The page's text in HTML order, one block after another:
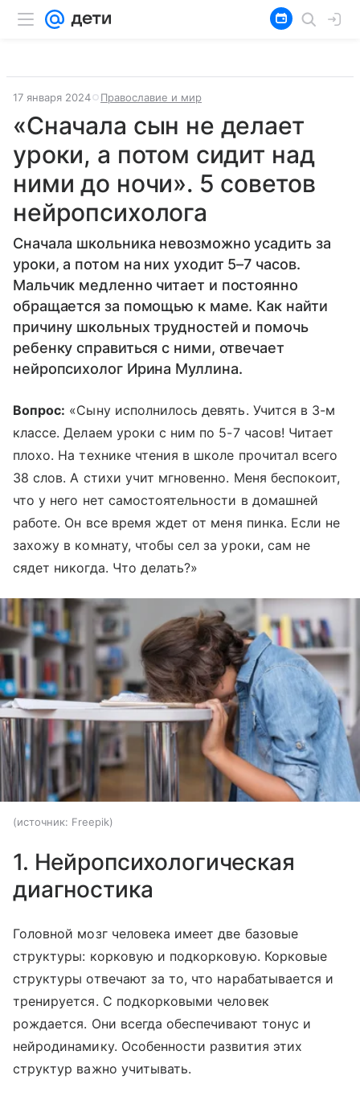
17 января 2024 Православие и мир
«Сначала сын не делает
уроки, а потом сидит над
ними до ночи». 5 советов
нейропсихолога
Сначала школьника невозможно усадить за
уроки, а потом на них уходит 5–7 часов.
Мальчик медленно читает и постоянно
обращается за помощью к маме. Как найти
причину школьных трудностей и помочь
ребенку справиться с ними, отвечает
нейропсихолог Ирина Муллина.
Вопрос: «Сыну исполнилось девять. Учится в 3-м
классе. Делаем уроки с ним по 5-7 часов! Читает
плохо. На технике чтения в школе прочитал всего
38 слов. А стихи учит мгновенно. Меня беспокоит,
что у него нет самостоятельности в домашней
работе. Он все время ждет от меня пинка. Если не
захожу в комнату, чтобы сел за уроки, сам не
сядет никогда. Что делать?»
источник: Freepik
1. Нейропсихологическая
диагностика
Головной мозг человека имеет две базовые
структуры: корковую и подкорковую. Корковые
структуры отвечают за то, что нарабатывается и
тренируется. С подкорковыми человек
рождается. Они всегда обеспечивают тонус и
нейродинамику. Особенности развития этих
структур важно учитывать.